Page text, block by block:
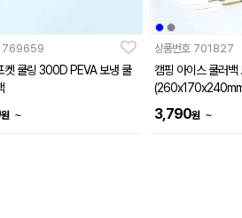
769659
켓 쿨링 300D PEVA 보냉 쿨
원 ~
상품번호 701827
캠핑 아이스 쿨러백
3,790원 ~